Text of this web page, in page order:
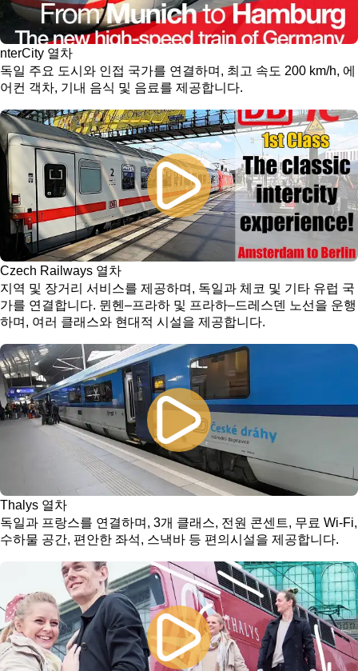
nterCity 열차
독일 주요 도시와 인접 국가를 연결하며, 최고 속도 200 km/h, 에
어컨 객차, 기내 음식 및 음료를 제공합니다.
Czech Railways 열차
지역 및 장거리 서비스를 제공하며, 독일과 체코 및 기타 유럽 국
가를 연결합니다. 뮌헨–프라하 및 프라하–드레스덴 노선을 운행
하며, 여러 클래스와 현대적 시설을 제공합니다.
Thalys 열차
독일과 프랑스를 연결하며, 3개 클래스, 전원 콘센트, 무료 Wi-Fi,
수하물 공간, 편안한 좌석, 스낵바 등 편의시설을 제공합니다.